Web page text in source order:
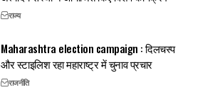
राज्य
Maharashtra election campaign : दिलचस्प
और स्टाइलिश रहा महाराष्ट्र में चुनाव प्रचार
राजनीति